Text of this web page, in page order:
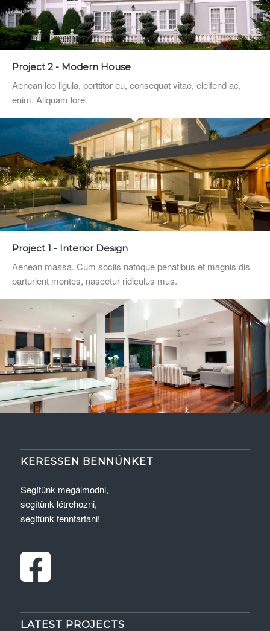
Project 2 - Modern House
Aenean leo ligula, porttitor eu, consequat vitae, eleifend ac,
enim. Aliquam lore.
Project 1 - Interior Design
Aenean massa. Cum sociis natoque penatibus et magnis dis
parturient montes, nascetur ridiculus mus.
KERESSEN BENNÜNKET
Segítünk megálmodni,
segítünk létrehozni,
segítünk fenntartani!
LATEST PROJECTS